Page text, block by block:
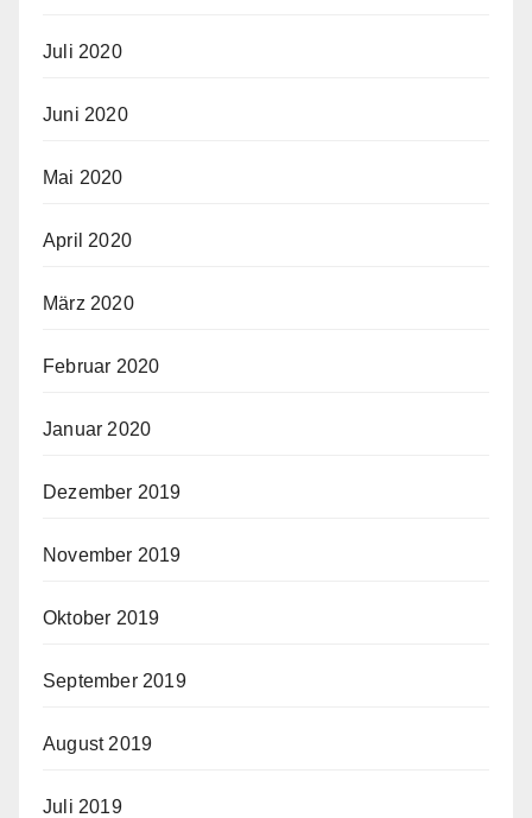
Juli 2020
Juni 2020
Mai 2020
April 2020
März 2020
Februar 2020
Januar 2020
Dezember 2019
November 2019
Oktober 2019
September 2019
August 2019
Juli 2019